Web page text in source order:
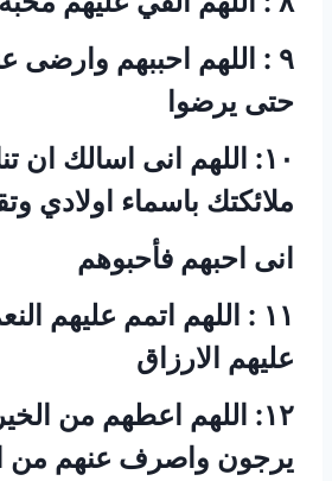
‏٩ : اللهم احببهم
حتى يرضوا
‏١٠: اللهم انى اسالك ان
ملائكتك باسماء اولادي
‏انى احبهم فأحبوهم
‏١١ : اللهم اتمم عليهم
عليهم الارزاق
‏١٢: اللهم اعطهم من
يرجون واصرف عنهم من